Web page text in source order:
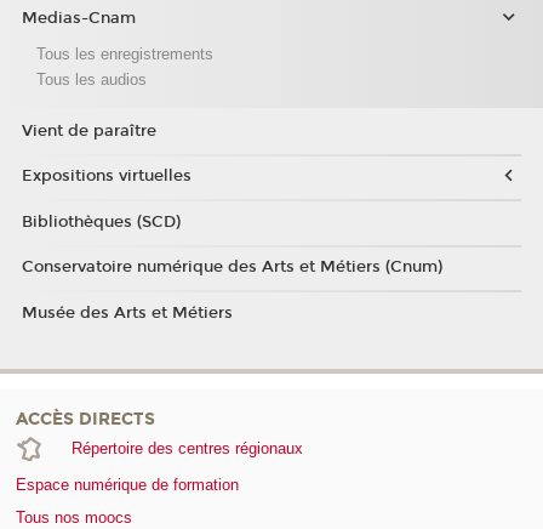
Medias-Cnam
Tous les enregistrements
Tous les audios
Vient de paraître
Expositions virtuelles
Bibliothèques (SCD)
Conservatoire numérique des Arts et Métiers (Cnum)
Musée des Arts et Métiers
ACCÈS DIRECTS
Répertoire des centres régionaux
Espace numérique de formation
Tous nos moocs